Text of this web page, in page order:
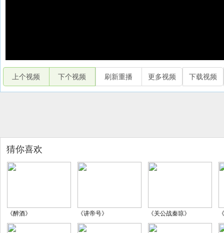
上个视频 下个视频 刷新重播 更多视频 下载视频
猜你喜欢
《醉酒》 《讲帝号》 《关公战秦琼》